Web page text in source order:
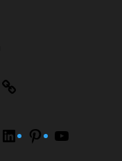
LinkedInPinterest